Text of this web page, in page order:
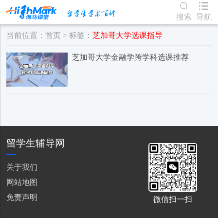
搜索 导航
当前位置：首页 > 标签：芝加哥大学选课指导
芝加哥大学金融学跨学科选课推荐
留学生辅导网
关于我们
网站地图
免责声明
微信扫一扫